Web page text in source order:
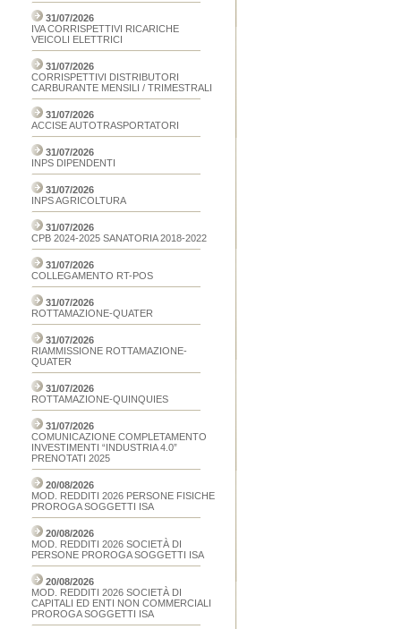
31/07/2026
IVA CORRISPETTIVI RICARICHE
VEICOLI ELETTRICI
31/07/2026
CORRISPETTIVI DISTRIBUTORI
CARBURANTE MENSILI / TRIMESTRALI
31/07/2026
ACCISE AUTOTRASPORTATORI
31/07/2026
INPS DIPENDENTI
31/07/2026
INPS AGRICOLTURA
31/07/2026
CPB 2024-2025 SANATORIA 2018-2022
31/07/2026
COLLEGAMENTO RT-POS
31/07/2026
ROTTAMAZIONE-QUATER
31/07/2026
RIAMMISSIONE ROTTAMAZIONE-
QUATER
31/07/2026
ROTTAMAZIONE-QUINQUIES
31/07/2026
COMUNICAZIONE COMPLETAMENTO
INVESTIMENTI “INDUSTRIA 4.0”
PRENOTATI 2025
20/08/2026
MOD. REDDITI 2026 PERSONE FISICHE
PROROGA SOGGETTI ISA
20/08/2026
MOD. REDDITI 2026 SOCIETÀ DI
PERSONE PROROGA SOGGETTI ISA
20/08/2026
MOD. REDDITI 2026 SOCIETÀ DI
CAPITALI ED ENTI NON COMMERCIALI
PROROGA SOGGETTI ISA